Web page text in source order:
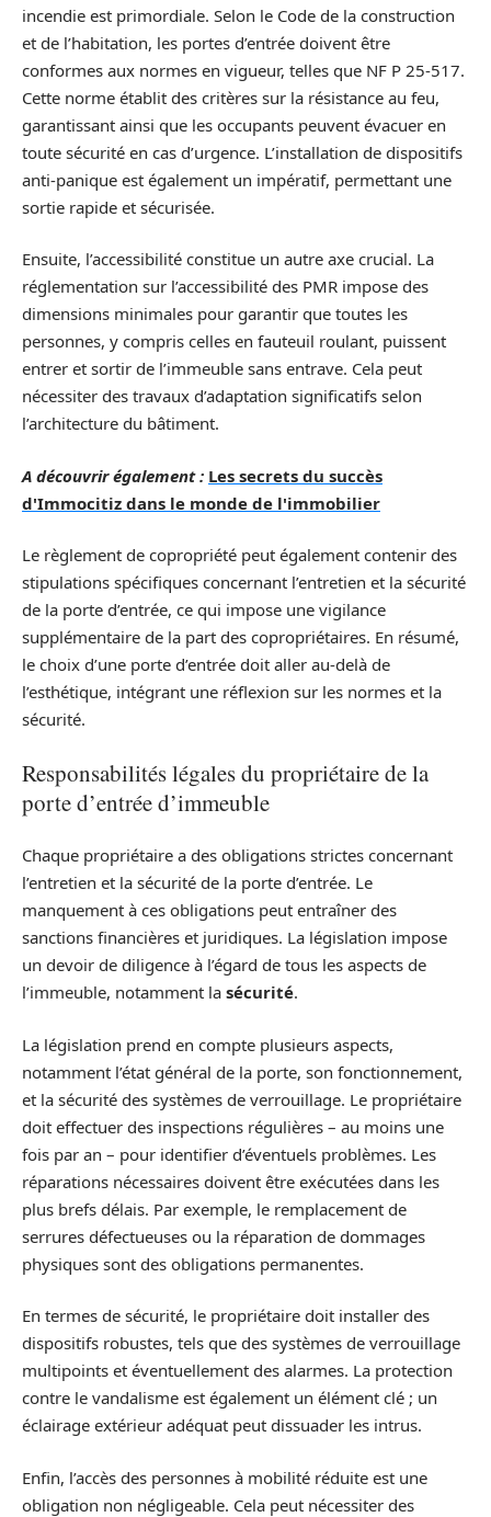
incendie est primordiale. Selon le Code de la construction
et de l’habitation, les portes d’entrée doivent être
conformes aux normes en vigueur, telles que NF P 25-517.
Cette norme établit des critères sur la résistance au feu,
garantissant ainsi que les occupants peuvent évacuer en
toute sécurité en cas d’urgence. L’installation de dispositifs
anti-panique est également un impératif, permettant une
sortie rapide et sécurisée.
Ensuite, l’accessibilité constitue un autre axe crucial. La
réglementation sur l’accessibilité des PMR impose des
dimensions minimales pour garantir que toutes les
personnes, y compris celles en fauteuil roulant, puissent
entrer et sortir de l’immeuble sans entrave. Cela peut
nécessiter des travaux d’adaptation significatifs selon
l’architecture du bâtiment.
A découvrir également : Les secrets du succès
d'Immocitiz dans le monde de l'immobilier
Le règlement de copropriété peut également contenir des
stipulations spécifiques concernant l’entretien et la sécurité
de la porte d’entrée, ce qui impose une vigilance
supplémentaire de la part des copropriétaires. En résumé,
le choix d’une porte d’entrée doit aller au-delà de
l’esthétique, intégrant une réflexion sur les normes et la
sécurité.
Responsabilités légales du propriétaire de la
porte d’entrée d’immeuble
Chaque propriétaire a des obligations strictes concernant
l’entretien et la sécurité de la porte d’entrée. Le
manquement à ces obligations peut entraîner des
sanctions financières et juridiques. La législation impose
un devoir de diligence à l’égard de tous les aspects de
l’immeuble, notamment la sécurité.
La législation prend en compte plusieurs aspects,
notamment l’état général de la porte, son fonctionnement,
et la sécurité des systèmes de verrouillage. Le propriétaire
doit effectuer des inspections régulières – au moins une
fois par an – pour identifier d’éventuels problèmes. Les
réparations nécessaires doivent être exécutées dans les
plus brefs délais. Par exemple, le remplacement de
serrures défectueuses ou la réparation de dommages
physiques sont des obligations permanentes.
En termes de sécurité, le propriétaire doit installer des
dispositifs robustes, tels que des systèmes de verrouillage
multipoints et éventuellement des alarmes. La protection
contre le vandalisme est également un élément clé ; un
éclairage extérieur adéquat peut dissuader les intrus.
Enfin, l’accès des personnes à mobilité réduite est une
obligation non négligeable. Cela peut nécessiter des